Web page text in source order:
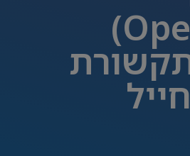
Operations)